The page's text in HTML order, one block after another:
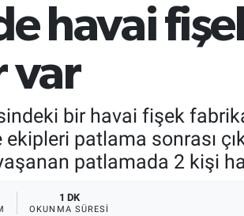
havai
var
bir havai fişek
patlama sonrası
patlamada 2 kişi
1 DK
OKUNMA SÜRESI